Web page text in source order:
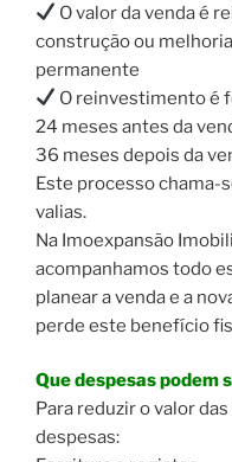
O valor da venda é
construção ou
permanente
O reinvestimento é
24 meses antes da
36 meses depois da
Este processo
valias.
Na Imoexpansão
acompanhamos todo
planear a venda e a
perde este benefício
Que despesas podem
Para reduzir o valor
despesas: